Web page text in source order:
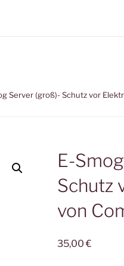
Server (groß)- Schutz vor
E-
Schutz
von
35,00€